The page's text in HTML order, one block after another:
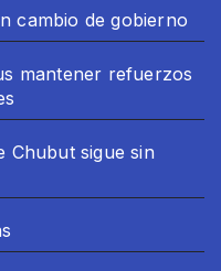
cambio de gobierno
mantener refuerzos
Chubut sigue sin